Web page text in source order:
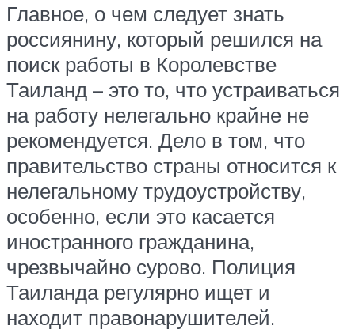
Главное, о чем следует знать
россиянину, который решился на
поиск работы в Королевстве
Таиланд – это то, что устраиваться
на работу нелегально крайне не
рекомендуется. Дело в том, что
правительство страны относится к
нелегальному трудоустройству,
особенно, если это касается
иностранного гражданина,
чрезвычайно сурово. Полиция
Таиланда регулярно ищет и
находит правонарушителей.